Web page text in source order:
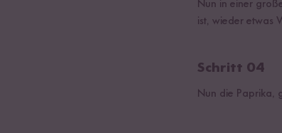
Nun in einer
ist, wieder etwas
Schritt 04
Nun die Paprika,